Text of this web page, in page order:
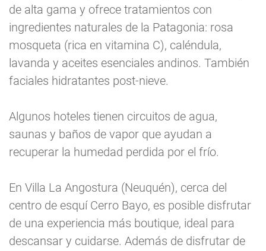
de alta gama y ofrece tratamientos con
ingredientes naturales de la Patagonia: rosa
mosqueta (rica en vitamina C), caléndula,
lavanda y aceites esenciales andinos. También
faciales hidratantes post-nieve.
Algunos hoteles tienen circuitos de agua,
saunas y baños de vapor que ayudan a
recuperar la humedad perdida por el frío.
En Villa La Angostura (Neuquén), cerca del
centro de esquí Cerro Bayo, es posible disfrutar
de una experiencia más boutique, ideal para
descansar y cuidarse. Además de disfrutar de